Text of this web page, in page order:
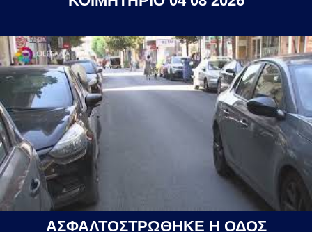
ΑΣΦΑΛΤΟΣΤΡΩΘΗΚΕ Η ΟΔΟΣ